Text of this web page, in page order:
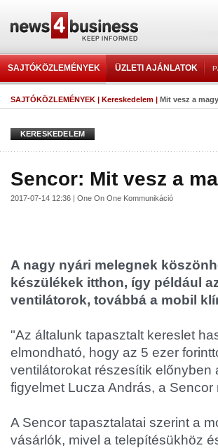
SAJTÓKÖZLEMÉNYEK ÜZLETI AJÁNLATOK
SAJTÓKÖZLEMÉNYEK | Kereskedelem | Mit vesz a
KERESKEDELEM
Sencor: Mit vesz a
2017-07-14 12:36 | One On One Kommunikáció
A nagy nyári melegnek
készülékek itthon, így például
ventilátorok, továbbá a mobil
"Az általunk tapasztalt kereslet
elmondható, hogy az 5 ezer
ventilátorokat részesítik előnyben
figyelmet Lucza András, a
A Sencor tapasztalatai szerint a
vásárlók, mivel a telepítésükhöz